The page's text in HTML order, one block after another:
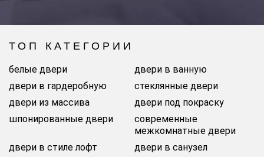
ТОП КАТЕГОРИИ
белые двери
двери в ванную
двери в гардеробную
стеклянные двери
двери из массива
двери под покраску
шпонированные двери
современные
межкомнатные двери
двери в стиле лофт
двери в санузел